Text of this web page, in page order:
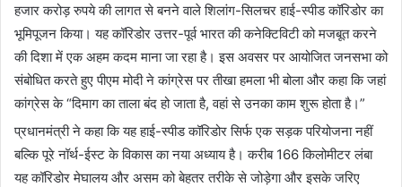
हजार करोड़ रुपये की लागत से बनने वाले शिलांग-सिलचर हाई-स्पीड कॉरिडोर का
भूमिपूजन किया। यह कॉरिडोर उत्तर-पूर्व भारत की कनेक्टिविटी को मजबूत करने
की दिशा में एक अहम कदम माना जा रहा है। इस अवसर पर आयोजित जनसभा को
संबोधित करते हुए पीएम मोदी ने कांग्रेस पर तीखा हमला भी बोला और कहा कि जहां
कांग्रेस के “दिमाग का ताला बंद हो जाता है, वहां से उनका काम शुरू होता है।”
प्रधानमंत्री ने कहा कि यह हाई-स्पीड कॉरिडोर सिर्फ एक सड़क परियोजना नहीं
बल्कि पूरे नॉर्थ-ईस्ट के विकास का नया अध्याय है। करीब 166 किलोमीटर लंबा
यह कॉरिडोर मेघालय और असम को बेहतर तरीके से जोड़ेगा और इसके जरिए